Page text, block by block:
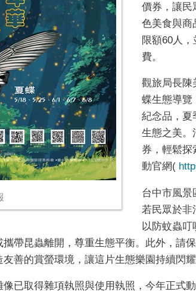
價券，讓民
色美食與商
限額60人
費。
觀旅局長陳
蝶生態導覽
紀念品，夏
生態之美。
券，輕鬆探
動官網(
台中市風景
若民眾於非
以防蚊蟲
帶昆蟲離開，尊重生態平衡。此外，請
善的賞螢環境，讓這片生態樂園持續閃耀
已取得雜項執照與使用執照，今年正式